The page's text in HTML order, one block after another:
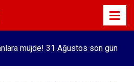
müjde! 31 Ağustos son gün